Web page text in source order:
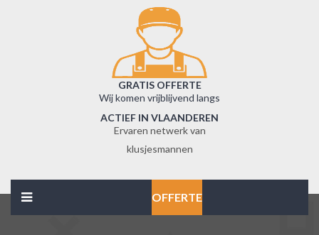
GRATIS OFFERTE
Wij komen vrijblijvend langs
ACTIEF IN VLAANDEREN
Ervaren netwerk van
klusjesmannen
OFFERTE